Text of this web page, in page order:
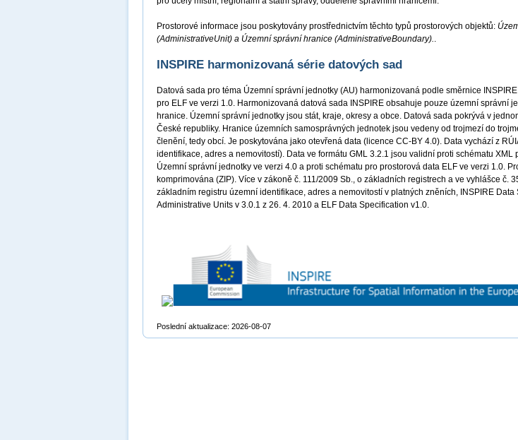
Prostorové informace jsou poskytovány prostřednictvím těchto typů prostorových objektů:
(AdministrativeUnit) a Územní správní hranice (AdministrativeBoundary)..
INSPIRE harmonizovaná série datových sad
Datová sada pro téma Územní správní jednotky (AU) harmonizovaná podle směrnice
pro ELF ve verzi 1.0. Harmonizovaná datová sada INSPIRE obsahuje pouze územní správní
hranice. Územní správní jednotky jsou stát, kraje, okresy a obce. Datová sada pokrývá v
České republiky. Hranice územních samosprávných jednotek jsou vedeny od trojmezí do
členění, tedy obcí. Je poskytována jako otevřená data (licence CC-BY 4.0). Data vychází z
identifikace, adres a nemovitostí). Data ve formátu GML 3.2.1 jsou validní proti schématu XML
Územní správní jednotky ve verzi 4.0 a proti schématu pro prostorová data ELF ve verzi 1.0.
komprimována (ZIP). Více v zákoně č. 111/2009 Sb., o základních registrech a ve vyhlášce č.
základním registru územní identifikace, adres a nemovitostí v platných zněních, INSPIRE Data
Administrative Units v 3.0.1 z 26. 4. 2010 a ELF Data Specification v1.0.
Poslední aktualizace: 2026-08-07